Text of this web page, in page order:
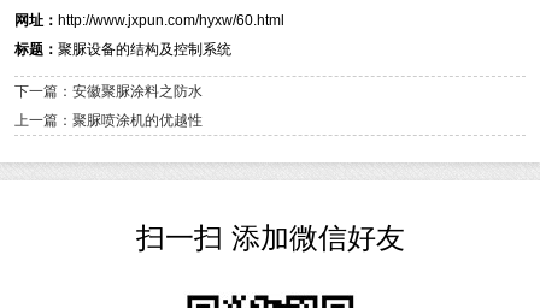
网址： http://www.jxpun.com/hyxw/60.html
标题： 聚脲设备的结构及控制系统
下一篇：安徽聚脲涂料之防水
上一篇：聚脲喷涂机的优越性
扫一扫 添加微信好友